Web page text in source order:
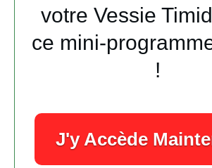
votre Vessie
ce mini-
!
J'y Accède